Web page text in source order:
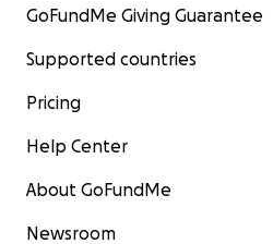
GoFundMe Giving Guarantee
Supported countries
Pricing
Help Center
About GoFundMe
Newsroom